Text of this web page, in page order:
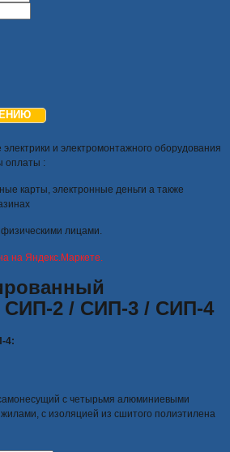
и электромонтажного оборудования
оплаты :
карты, электронные деньги а также
лицами.
СИП-2 / СИП-3 / СИП-4
4:
с четырьмя алюминиевыми
с изоляцией из сшитого полиэтилена